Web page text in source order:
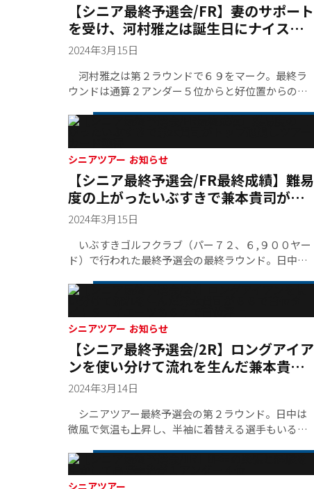
【シニア最終予選会/FR】妻のサポート
を受け、河村雅之は誕生日にナイスラ
ウンドで単独３位に入る大健闘をみせ
2024年3月15日
河村雅之は第２ラウンドで６９をマーク。最終ラ
ウンドは通算２アンダー５位からと好位置からのス
は、１打も落とせない背水の陣で挑む厳しいラウン
ー奪取を成功させたが、ショット・パットと不安な
気持ちはぬぐえなかった。４、７番とボギーでスコ
アを落としたが、妻で帯同キャディーを務める寛子
さんの励ましもあり、続く８、９番と連続バーディ
ーに成功。難易度の高いホールが続く後半に入る
と、バーディーチャンスに着けられてもカップイン
ができない状況が続く。１５番で３パットボギーに
してしまい、じわりと精神的に追い詰められた。苦
ートルに着けるスーパーショット。このホールをバ
せた。上がってみれば通算３アンダーで単独３位。
これまで幾度といぶすきゴルフクラブでプレーして
きたが、「こんなにしびれたことはないです」と言
い、ようやく経験が生きて今回のナイスラウンドを
達成した。
シニアツアー お知らせ
【シニア最終予選会/FR最終成績】難易
度の上がったいぶすきで兼本貴司がト
ップ通過しツアーカード獲得
2024年3月15日
いぶすきゴルフクラブ（パー７２、６,９００ヤー
ド）で行われた最終予選会の最終ラウンド。日中気
絶好のコンディションだ。スコアも伸びてくること
好天に恵まれたこともあり、選手をうならせるほど
の仕上がりだった。「予選会３日目にして、グリー
ンが思っているよりもすべるし難しくなっている。
こんなに一生懸命ゴルフをしたことはないよ」とう
なだれる選手の声も聞こえてきた。 難易度が上が
ったことで、スコアが伸びずに僅差で上位が入れ替
わる状況になった。アンダーパーでホールアウト出
来たのは全体の２割。５４ホールの最終予選会混戦
ンダー首位で出た兼本貴司（５３）が、この日ベス
トスコアの６７を叩き出してトータル９アンダーま
シニアツアー お知らせ
【シニア最終予選会/2R】ロングアイア
ンを使い分けて流れを生んだ兼本貴司
が６６で首位タイ！Ｓ・イエーツも６
2024年3月14日
シニアツアー最終予選会の第２ラウンド。日中は
微風で気温も上昇し、半袖に着替える選手もいるほ
アも伸びるかと想定されたが、昨日の強風に立ち向
かった感覚が残っていたり、グリーンは朝露の影響